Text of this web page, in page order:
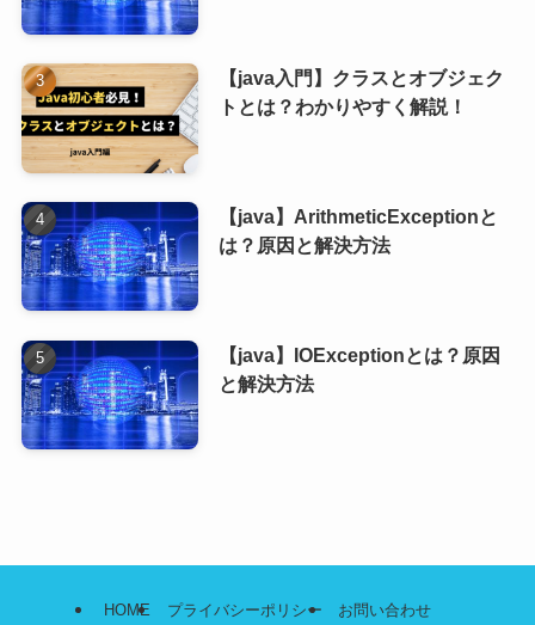
【java入門】クラスとオブジェク
トとは？わかりやすく解説！
【java】ArithmeticExceptionと
は？原因と解決方法
【java】IOExceptionとは？原因
と解決方法
HOME プライバシーポリシー お問い合わせ